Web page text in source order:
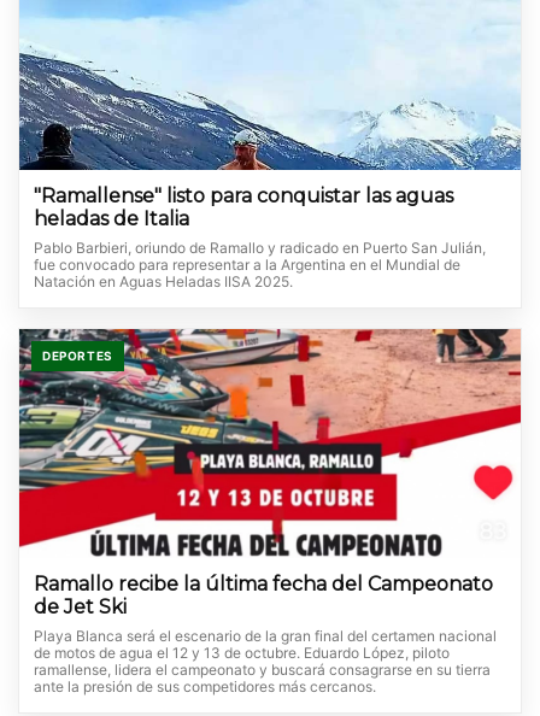
"Ramallense" listo para conquistar las aguas
heladas de Italia
Pablo Barbieri, oriundo de Ramallo y radicado en Puerto San Julián,
fue convocado para representar a la Argentina en el Mundial de
Natación en Aguas Heladas IISA 2025.
DEPORTES
Ramallo recibe la última fecha del Campeonato
de Jet Ski
Playa Blanca será el escenario de la gran final del certamen nacional
de motos de agua el 12 y 13 de octubre. Eduardo López, piloto
ramallense, lidera el campeonato y buscará consagrarse en su tierra
ante la presión de sus competidores más cercanos.